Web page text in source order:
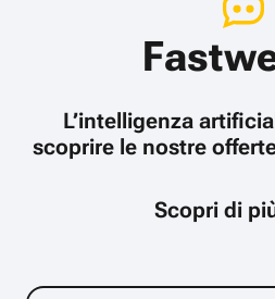
L’intelligenza
scoprire le nostre
Scopri di